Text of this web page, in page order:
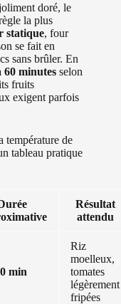
doré, le
la plus
statique, four
se fait en
sans brûler. En
60 minutes selon
fruits
exigent parfois
température de
tableau pratique
Résultat
attendu
min
Riz
moelleux,
tomates
légèrement
fripées